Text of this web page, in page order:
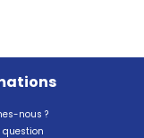
nous ?
question